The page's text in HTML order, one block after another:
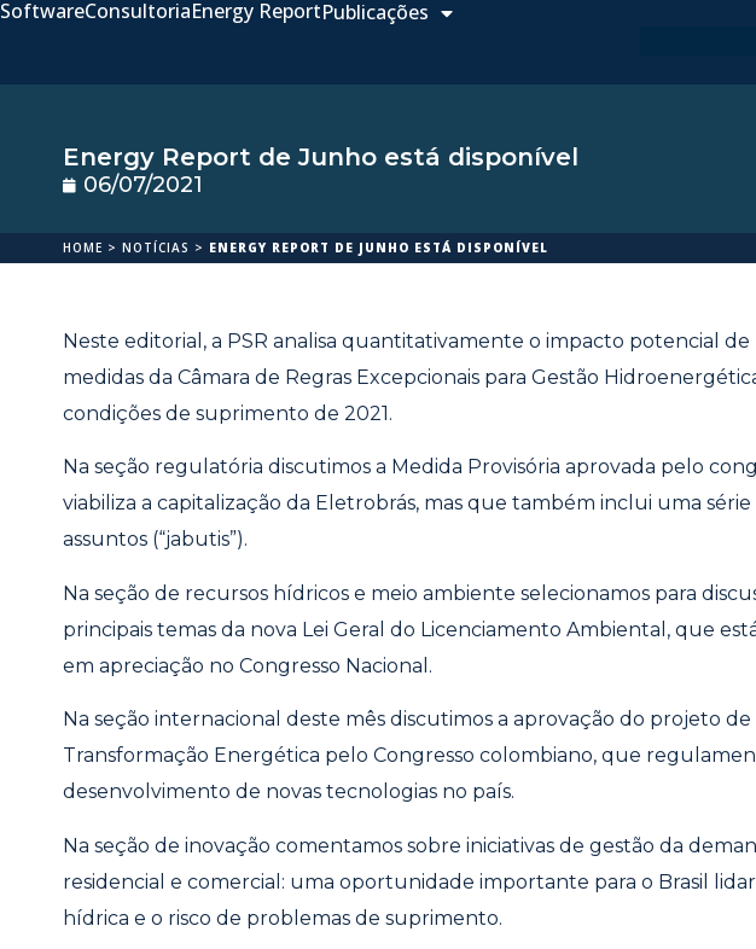
SoftwareConsultoriaEnergy ReportPublicações
Energy Report de Junho está disponível
06/07/2021
HOME > NOTÍCIAS > ENERGY REPORT DE JUNHO ESTÁ DISPONÍVEL
Neste editorial, a PSR analisa quantitativamente o impacto potencial
medidas da Câmara de Regras Excepcionais para Gestão
condições de suprimento de 2021.
Na seção regulatória discutimos a Medida Provisória aprovada pelo
viabiliza a capitalização da Eletrobrás, mas que também inclui uma
assuntos (“jabutis”).
Na seção de recursos hídricos e meio ambiente selecionamos para
principais temas da nova Lei Geral do Licenciamento Ambiental, que
em apreciação no Congresso Nacional.
Na seção internacional deste mês discutimos a aprovação do projeto de
Transformação Energética pelo Congresso colombiano, que
desenvolvimento de novas tecnologias no país.
Na seção de inovação comentamos sobre iniciativas de gestão da
residencial e comercial: uma oportunidade importante para o Brasil
hídrica e o risco de problemas de suprimento.